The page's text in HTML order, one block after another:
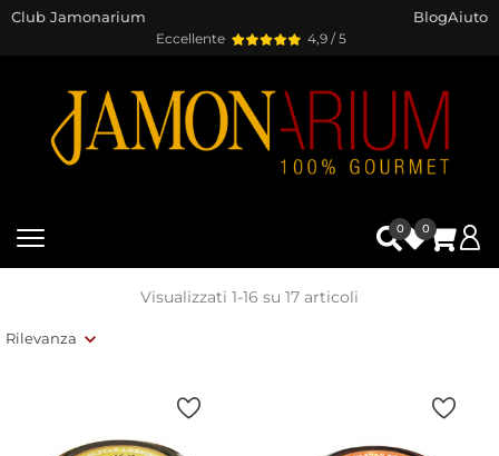
Eccellente 4,9 / 5
Club Jamonarium BlogAiuto
0 0
Rilevanza
Visualizzati 1-16 su 17 articoli